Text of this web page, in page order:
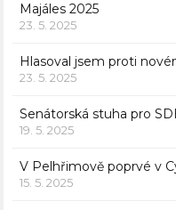
Majáles 2025
23. 5. 2025
Hlasoval jsem proti
23. 5. 2025
Senátorská stuha pro
19. 5. 2025
V Pelhřimově poprvé v
15. 5. 2025